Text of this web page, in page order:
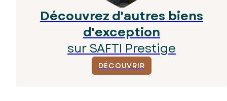
Découvrez d'autres biens
d'exception
sur SAFTI Prestige
DÉCOUVRIR